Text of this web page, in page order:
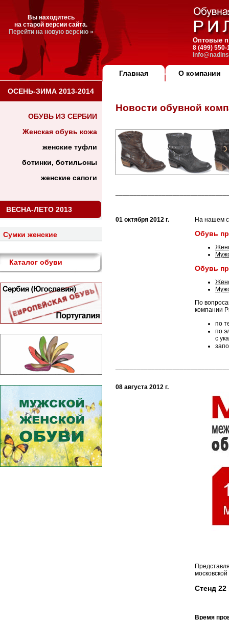
Вы находитесь
на старой версии сайта.
Перейти на новую версию »
Оптовые
8 (499)
Главная О компании
ОСЕНЬ-ЗИМА 2013-2014
ОБУВЬ ИЗ СЕРБИИ
Женская обувь кожа
женские туфли
ботинки, ботильоны
женские сапоги
ВЕСНА-ЛЕТО 2013
Cумки женские
Каталог обуви
Новости обувной
01 октября 2012 г. На нашем
Обувь
Обувь
По
компании
по
по
с
08 августа 2012 г.
Стенд
Время